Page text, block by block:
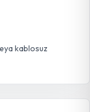
kablosuz